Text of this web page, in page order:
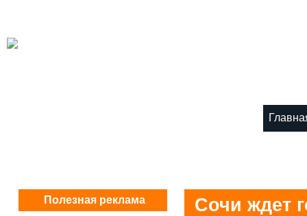
Полезная реклама Сочи ждет